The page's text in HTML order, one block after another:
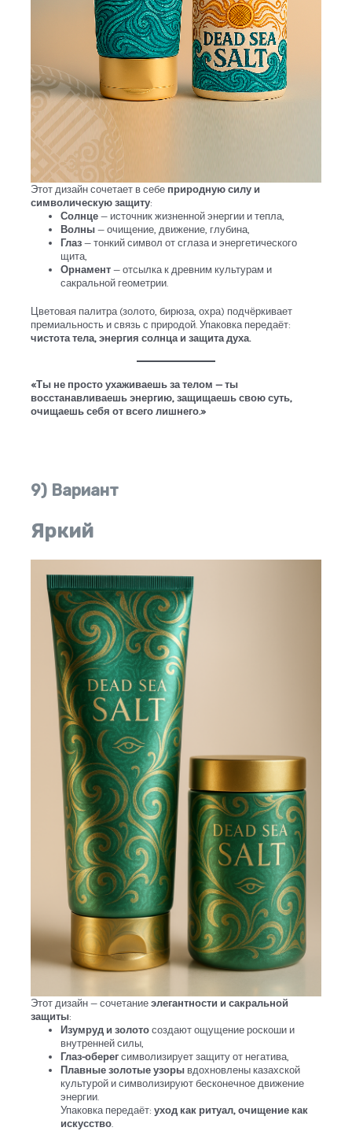
Этот дизайн сочетает в себе природную силу и
символическую защиту:
Солнце — источник жизненной энергии и тепла,
Волны — очищение, движение, глубина,
Глаз — тонкий символ от сглаза и энергетического
щита,
Орнамент — отсылка к древним культурам и
сакральной геометрии.
Цветовая палитра (золото, бирюза, охра) подчёркивает
премиальность и связь с природой. Упаковка передаёт:
чистота тела, энергия солнца и защита духа.
«Ты не просто ухаживаешь за телом — ты
восстанавливаешь энергию, защищаешь свою суть,
очищаешь себя от всего лишнего.»
9) Вариант
Яркий
Этот дизайн — сочетаниеэлегантности и сакральной
защиты:
Изумруд и золото создают ощущение роскоши и
внутренней силы,
Глаз-оберег символизирует защиту от негатива,
Плавные золотые узоры вдохновлены казахской
культурой и символизируют бесконечное движение
энергии.
Упаковка передаёт:уход как ритуал, очищение как
искусство.